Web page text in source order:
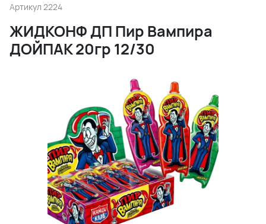
Артикул 2224
ЖИДКОНФ ДП Пир Вампира
ДОЙПАК 20гр 12/30